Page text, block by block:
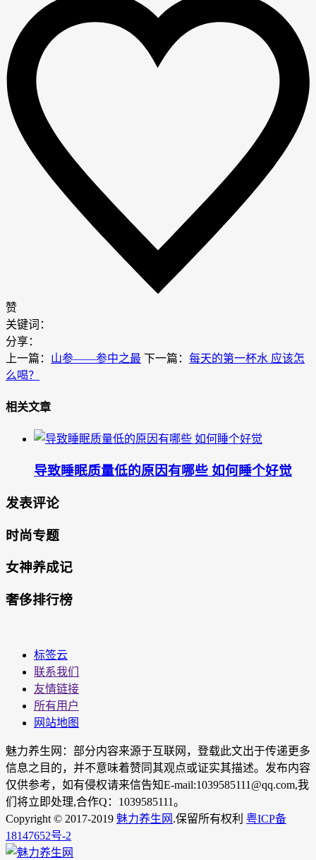
赞
关键词：
分享：
上一篇： 山参——参中之最 下一篇： 每天的第一杯水 应该怎
么喝？
相关文章
导致睡眠质量低的原因有哪些 如何睡个好觉
发表评论
时尚专题
女神养成记
奢侈排行榜
标签云
联系我们
友情链接
所有用户
网站地图
魅力养生网：部分内容来源于互联网，登载此文出于传递更多
信息之目的，并不意味着赞同其观点或证实其描述。发布内容
仅供参考，如有侵权请来信告知E-mail:1039585111@qq.com,我
们将立即处理,合作Q：1039585111。
Copyright © 2017-2019 魅力养生网 .保留所有权利 粤ICP备
18147652号-2